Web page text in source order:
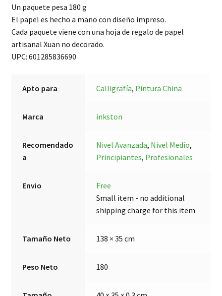
Un paquete pesa 180 g
El papel es hecho a mano con diseño impreso.
Cada paquete viene con una hoja de regalo de papel
artisanal Xuan no decorado.
UPC: 601285836690
Apto para Calligrafía, Pintura China
Marca inkston
Recomendado
a
Nivel Avanzada, Nivel Medio,
Principiantes, Profesionales
Envio
Free
Small item - no additional
shipping charge for this item
Tamaño Neto 138 × 35 cm
Peso Neto 180